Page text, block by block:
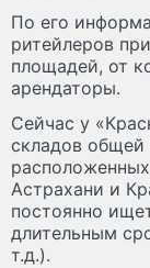
По его
ритейлеров
площадей, от
арендаторы.
Сейчас у
складов
Астрахани и
постоянно
длительным
т.д.).